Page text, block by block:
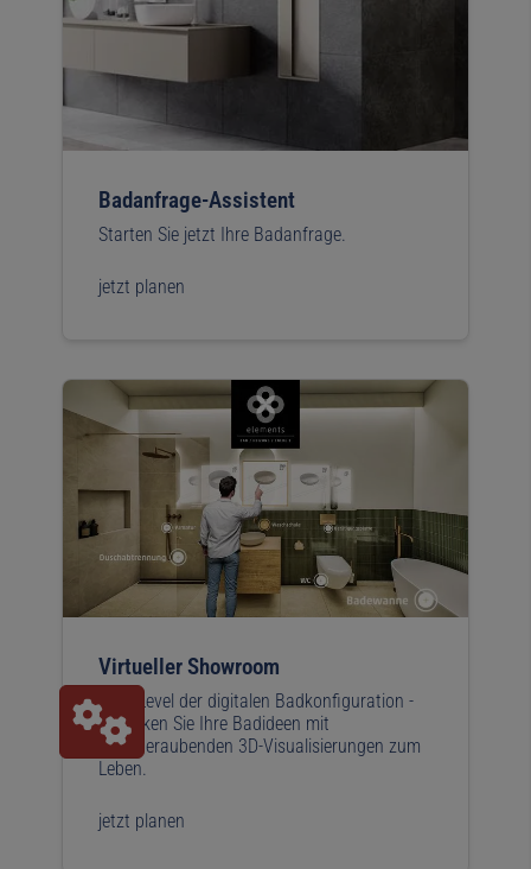
Badanfrage-Assistent
Starten Sie jetzt Ihre Badanfrage.
jetzt planen
Virtueller Showroom
Next Level der digitalen Badkonfiguration -
Erwecken Sie Ihre Badideen mit
atemberaubenden 3D-Visualisierungen zum
Leben.
jetzt planen